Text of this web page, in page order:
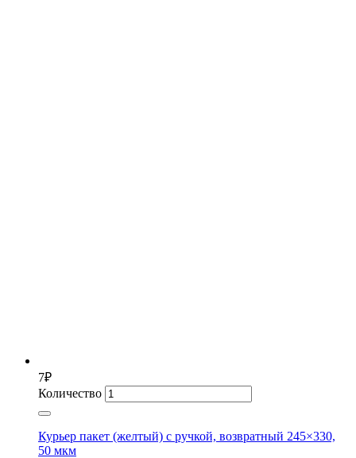
7₽
Количество
Курьер пакет (желтый) с ручкой, возвратный 245×330,
50 мкм